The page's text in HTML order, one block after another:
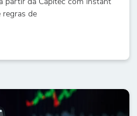
partir da Capitec com Instant
regras de